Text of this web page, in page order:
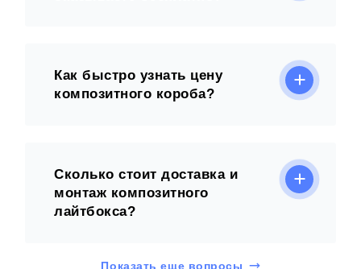
Как быстро узнать цену
композитного короба?
Сколько стоит доставка и
монтаж композитного
лайтбокса?
Показать еще вопросы